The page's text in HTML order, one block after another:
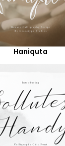
Haniquta